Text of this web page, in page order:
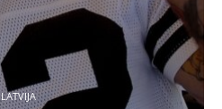
LATVIJA